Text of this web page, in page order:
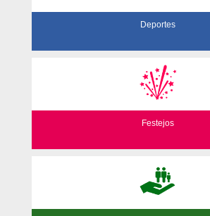
Deportes
Festejos